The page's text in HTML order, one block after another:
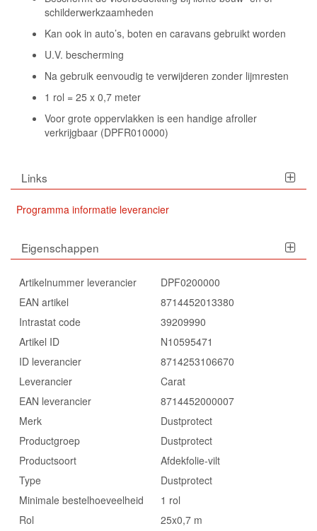
schilderwerkzaamheden
Kan ook in auto’s, boten en caravans gebruikt worden
U.V. bescherming
Na gebruik eenvoudig te verwijderen zonder lijmresten
1 rol = 25 x 0,7 meter
Voor grote oppervlakken is een handige afroller
verkrijgbaar (DPFR010000)
Links
Programma informatie leverancier
Eigenschappen
Artikelnummer leverancier
DPF0200000
EAN artikel
8714452013380
Intrastat code
39209990
Artikel ID
N10595471
ID leverancier
8714253106670
Leverancier
Carat
EAN leverancier
8714452000007
Merk
Dustprotect
Productgroep
Dustprotect
Productsoort
Afdekfolie-vilt
Type
Dustprotect
Minimale bestelhoeveelheid
1 rol
Rol
25x0,7 m